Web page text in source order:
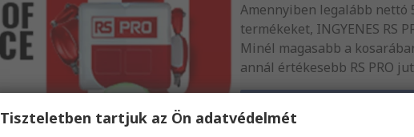
Amennyiben legalább nettó
termékeket, INGYENES RS
Minél magasabb a
annál értékesebb RS PRO
Tiszteletben tartjuk az Ön adatvédelmét